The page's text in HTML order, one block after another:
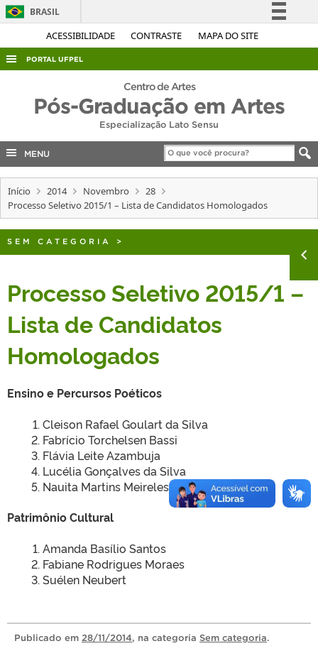
ACESSIBILIDADE CONTRASTE MAPA DO SITE
BRASIL
Simplifique!
Acesso à informação
Canais
PORTAL UFPEL
AUDITORIA
CONCURSOS
EDITAIS
INTERNACIONAL
OUVIDORIA
Centro de Artes
Pós-Graduação em Artes
Especialização Lato Sensu
MENU
Início 2014 Novembro
28
Processo Seletivo 2015/1 – Lista de Candidatos Homologados
SEM CATEGORIA >
Processo Seletivo 2015/1 –
Lista de Candidatos
Homologados
Ensino e Percursos Poéticos
Cleison Rafael Goulart da Silva
Fabrício Torchelsen Bassi
Flávia Leite Azambuja
Lucélia Gonçalves da Silva
Nauita Martins Meireles
Patrimônio Cultural
Amanda Basílio Santos
Fabiane Rodrigues Moraes
Suélen Neubert
Publicado em 28/11/2014, na categoria Sem categoria.